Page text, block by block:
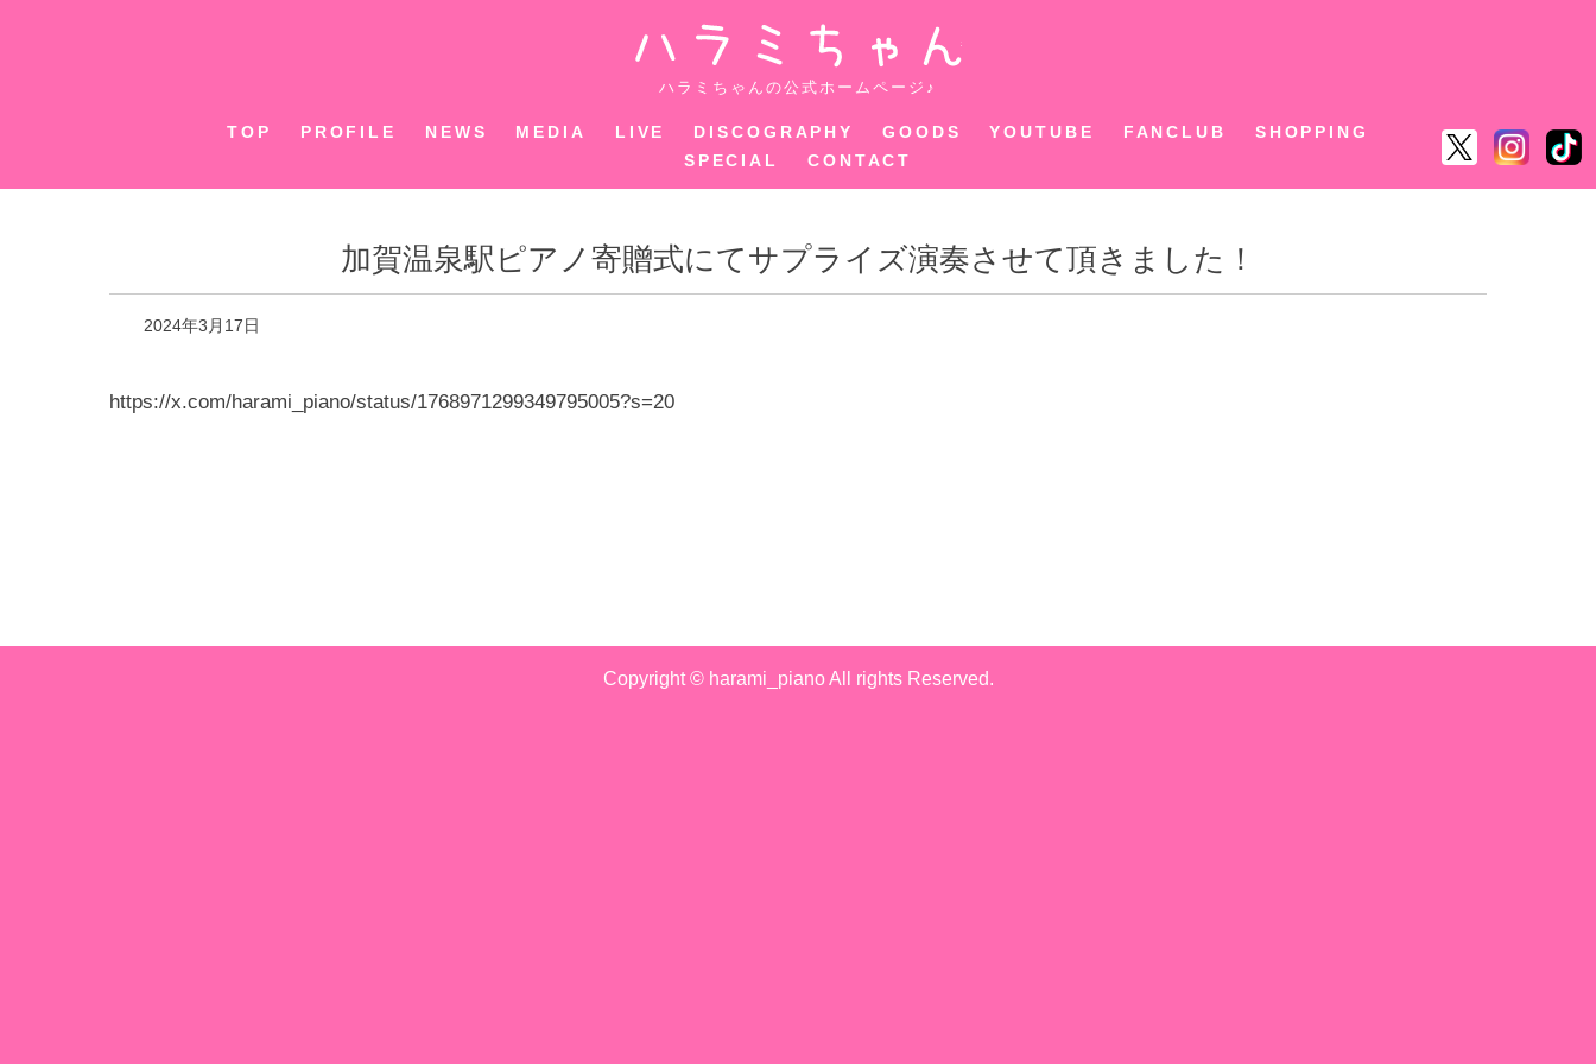
ハラミちゃん
ハラミちゃんの公式ホームページ♪
TOP PROFILE NEWS MEDIA LIVE DISCOGRAPHY GOODS YOUTUBE FANCLUB
SHOPPING
SPECIAL
CONTACT
加賀温泉駅ピアノ寄贈式にてサプライズ演奏させて頂きました！
2024年3月17日
https://x.com/harami_piano/status/1768971299349795005?s=20
Copyright © harami_piano All rights Reserved.